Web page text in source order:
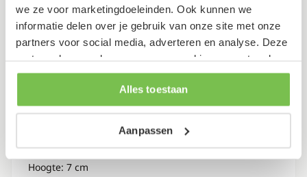
we ze voor marketingdoeleinden. Ook kunnen we
informatie delen over je gebruik van onze site met onze
partners voor social media, adverteren en analyse. Deze
partners kunnen deze gegevens combineren met andere
informatie die je aan ze hebt verstrekt of die ze hebben
verzameld op basis van je gebruik van hun services.
Alles toestaan
Aanpassen
Gewicht: 24 kg
Lengte: 249 cm
Breedte: 60 cm
Breedte: 53 cm
Hoogte: 7 cm